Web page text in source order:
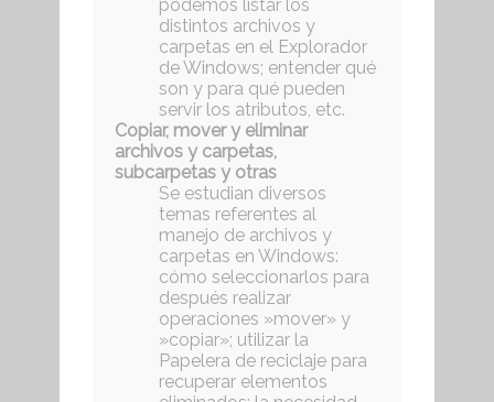
podemos listar los
distintos archivos y
carpetas en el Explorador
de Windows; entender qué
son y para qué pueden
servir los atributos, etc.
Copiar, mover y eliminar
archivos y carpetas,
subcarpetas y otras
Se estudian diversos
temas referentes al
manejo de archivos y
carpetas en Windows:
cómo seleccionarlos para
después realizar
operaciones »mover» y
»copiar»; utilizar la
Papelera de reciclaje para
recuperar elementos